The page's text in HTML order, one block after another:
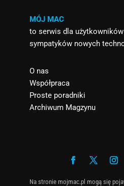
MÓJ MAC
to serwis dla
sympatyków nowych
O nas
Współpraca
Proste poradniki
Archiwum Magzynu
Na stronie mojmac.pl mogą się